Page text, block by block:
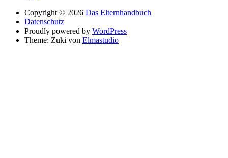
Copyright © 2026 Das Elternhandbuch
Datenschutz
Proudly powered by WordPress
Theme: Zuki von Elmastudio